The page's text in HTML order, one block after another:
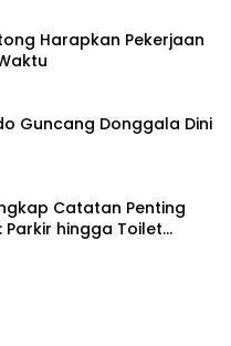
Harapkan Pekerjaan
Guncang Donggala Dini
Catatan Penting
Parkir hingga Toilet